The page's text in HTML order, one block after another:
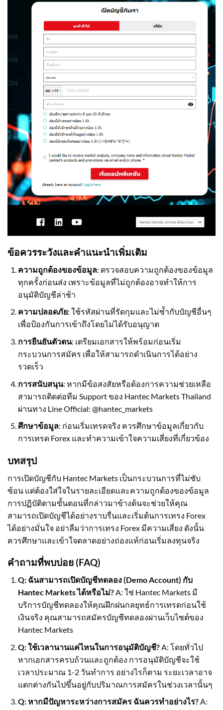
ข้อควรระวังและคำแนะนำเพิ่มเติม
ความถูกต้องของข้อมูล: ตรวจสอบความถูกต้องของข้อมูล
ทุกครั้งก่อนส่ง เพราะข้อมูลที่ไม่ถูกต้องอาจทำให้การ
อนุมัติบัญชีล่าช้า
ความปลอดภัย: ใช้รหัสผ่านที่รัดกุมและไม่ซ้ำกับบัญชีอื่นๆ
เพื่อป้องกันการเข้าถึงโดยไม่ได้รับอนุญาต
การยืนยันตัวตน: เตรียมเอกสารให้พร้อมก่อนเริ่ม
กระบวนการสมัคร เพื่อให้สามารถดำเนินการได้อย่าง
รวดเร็ว
การสนับสนุน: หากมีข้อสงสัยหรือต้องการความช่วยเหลือ
สามารถติดต่อทีม Support ของ Hantec Markets Thailand
ผ่านทาง Line Official: @hantec_markets
ศึกษาข้อมูล: ก่อนเริ่มเทรดจริง ควรศึกษาข้อมูลเกี่ยวกับ
การเทรด Forex และทำความเข้าใจความเสี่ยงที่เกี่ยวข้อง
บทสรุป
การเปิดบัญชีกับ Hantec Markets เป็นกระบวนการที่ไม่ซับ
ซ้อน แต่ต้องใส่ใจในรายละเอียดและความถูกต้องของข้อมูล
การปฏิบัติตามขั้นตอนที่กล่าวมาข้างต้นจะช่วยให้คุณ
สามารถเปิดบัญชีได้อย่างราบรื่นและเริ่มต้นการเทรง Forex
ได้อย่างมั่นใจ อย่าลืมว่าการเทรง Forex มีความเสี่ยง ดังนั้น
ควรศึกษาและเข้าใจตลาดอย่างถ่องแท้ก่อนเริ่มลงทุนจริง
คำถามที่พบบ่อย (FAQ)
Q: ฉันสามารถเปิดบัญชีทดลอง (Demo Account) กับ
Hantec Markets ได้หรือไม่?A: ใช่ Hantec Markets มี
บริการบัญชีทดลองให้คุณฝึกฝนกลยุทธ์การเทรดก่อนใช้
เงินจริง คุณสามารถสมัครบัญชีทดลองผ่านเว็บไซต์ของ
Hantec Markets
Q: ใช้เวลานานแค่ไหนในการอนุมัติบัญชี?A: โดยทั่วไป
หากเอกสารครบถ้วนและถูกต้อง การอนุมัติบัญชีจะใช้
เวลาประมาณ 1-2 วันทำการ อย่างไรก็ตาม ระยะเวลาอาจ
แตกต่างกันไปขึ้นอยู่กับปริมาณการสมัครในช่วงเวลานั้นๆ
Q: หากมีปัญหาระหว่างการสมัคร ฉันควรทำอย่างไร?A: